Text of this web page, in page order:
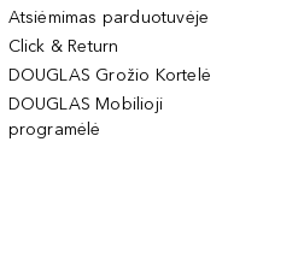
Atsiėmimas parduotuvėje
Click & Return
DOUGLAS Grožio Kortelė
DOUGLAS Mobilioji
programėlė